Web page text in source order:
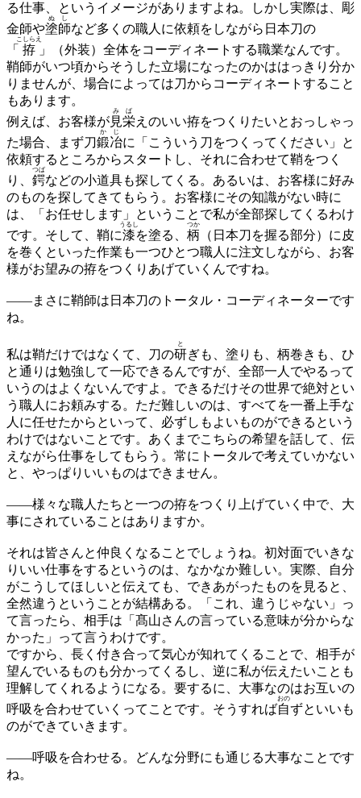
る仕事、というイメージがありますよね。しかし実際は、彫
金師や塗師
ぬし
など多くの職人に依頼をしながら日本刀の
「 拵
こしらえ
」（外装）全体をコーディネートする職業なんです。
鞘師がいつ頃からそうした立場になったのかははっきり分か
りませんが、場合によっては刀からコーディネートすること
もあります。
例えば、お客様が見栄
みば
えのいい拵をつくりたいとおっしゃっ
た場合、まず刀鍛冶
かじ
に「こういう刀をつくってください」と
依頼するところからスタートし、それに合わせて鞘をつく
り、 鍔
つば
などの小道具も探してくる。あるいは、お客様に好み
のものを探してきてもらう。お客様にその知識がない時に
は、「お任せします」ということで私が全部探してくるわけ
です。そして、鞘に漆
うるし
を塗る、 柄
つか
（日本刀を握る部分）に皮
を巻くといった作業も一つひとつ職人に注文しながら、お客
様がお望みの拵をつくりあげていくんですね。
——まさに鞘師は日本刀のトータル・コーディネーターです
ね。
私は鞘だけではなくて、刀の研
と
ぎも、塗りも、柄巻きも、ひ
と通りは勉強して一応できるんですが、全部一人でやるって
いうのはよくないんですよ。できるだけその世界で絶対とい
う職人にお頼みする。ただ難しいのは、すべてを一番上手な
人に任せたからといって、必ずしもよいものができるという
わけではないことです。あくまでこちらの希望を話して、伝
えながら仕事をしてもらう。常にトータルで考えていかない
と、やっぱりいいものはできません。
——様々な職人たちと一つの拵をつくり上げていく中で、大
事にされていることはありますか。
それは皆さんと仲良くなることでしょうね。初対面でいきな
りいい仕事をするというのは、なかなか難しい。実際、自分
がこうしてほしいと伝えても、できあがったものを見ると、
全然違うということが結構ある。「これ、違うじゃない」っ
て言ったら、相手は「髙山さんの言っている意味が分からな
かった」って言うわけです。
ですから、長く付き合って気心が知れてくることで、相手が
望んでいるものも分かってくるし、逆に私が伝えたいことも
理解してくれるようになる。要するに、大事なのはお互いの
呼吸を合わせていくってことです。そうすれば自
おの
ずといいも
のができていきます。
——呼吸を合わせる。どんな分野にも通じる大事なことです
ね。